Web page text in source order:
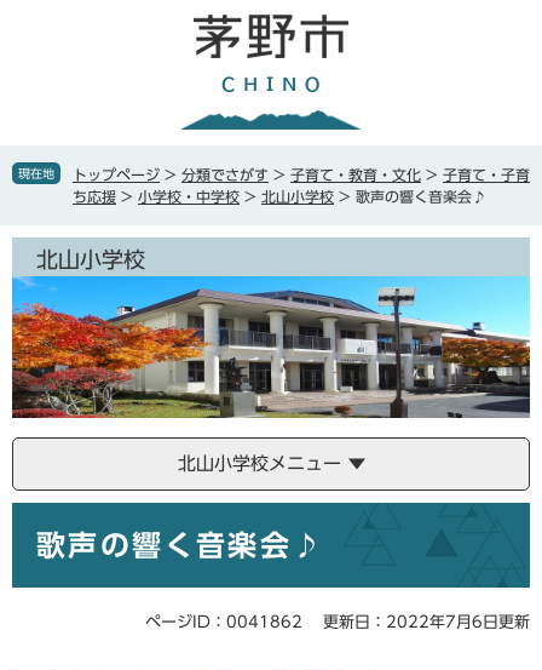
で
ば
本
現在地 トップページ > 分類でさがす > 子育て・教育・文化 > 子育て・子育
ち応援 > 小学校・中学校 > 北山小学校 > 歌声の響く音楽会♪
北山小学校
北山小学校メニュー
歌声の響く音楽会♪
ページID：0041862 更新日：2022年7月6日更新